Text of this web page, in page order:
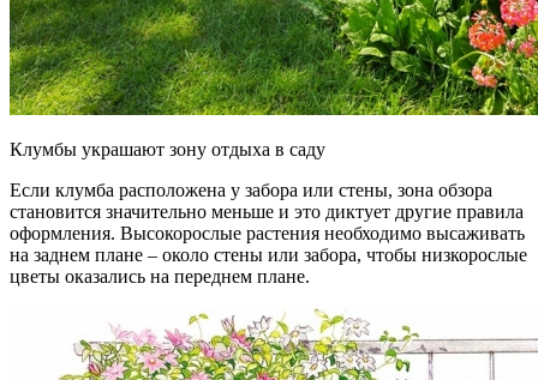
Клумбы украшают зону отдыха в саду
Если клумба расположена у забора или стены, зона обзора
становится значительно меньше и это диктует другие правила
оформления. Высокорослые растения необходимо высаживать
на заднем плане – около стены или забора, чтобы низкорослые
цветы оказались на переднем плане.